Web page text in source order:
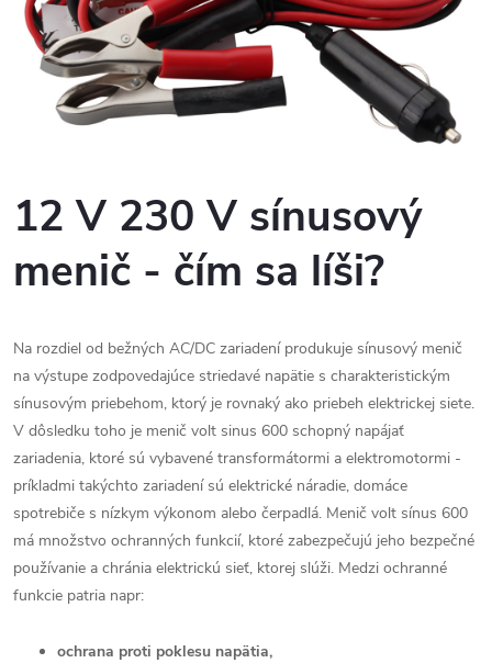
12 V 230 V sínusový
menič - čím sa líši?
Na rozdiel od bežných AC/DC zariadení produkuje sínusový menič
na výstupe zodpovedajúce striedavé napätie s charakteristickým
sínusovým priebehom, ktorý je rovnaký ako priebeh elektrickej siete.
V dôsledku toho je menič volt sinus 600 schopný napájať
zariadenia, ktoré sú vybavené transformátormi a elektromotormi -
príkladmi takýchto zariadení sú elektrické náradie, domáce
spotrebiče s nízkym výkonom alebo čerpadlá. Menič volt sínus 600
má množstvo ochranných funkcií, ktoré zabezpečujú jeho bezpečné
používanie a chránia elektrickú sieť, ktorej slúži. Medzi ochranné
funkcie patria napr:
ochrana proti poklesu napätia,